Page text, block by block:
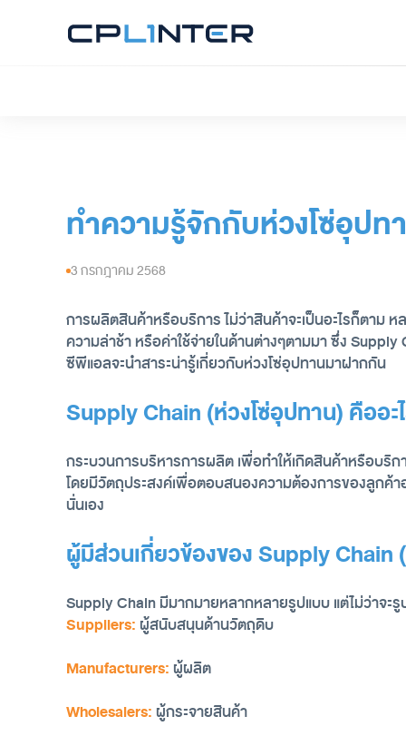
ทำความรู้จักกับห่วงโซ่อุปท
3 กรกฎาคม 2568
การผลิตสินค้าหรือบริการ ไม่ว่าสินค้าจะเป็นอะไรก็ตาม
ความล่าช้า หรือค่าใช้จ่ายในด้านต่างๆตามมา ซึ่ง
ซีพีแอลจะนำสาระน่ารู้เกี่ยวกับห่วงโซ่อุปทานมาฝากกัน
Supply Chain (ห่วงโซ่อุปทาน) คืออะ
กระบวนการบริหารการผลิต เพื่อทำให้เกิดสินค้าหรือบริ
โดยมีวัตถุประสงค์เพื่อตอบสนองความต้องการของลูกค้
นั่นเอง
ผู้มีส่วนเกี่ยวข้องของ Supply Chain
Suppliers: ผู้สนับสนุนด้านวัตถุดิบ
Manufacturers: ผู้ผลิต
Wholesalers: ผู้กระจายสินค้า